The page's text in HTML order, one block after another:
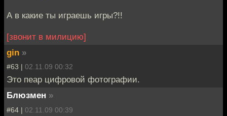
А в какие ты играешь игры?!!
[звонит в милицию]
gin »
#63 | 02.11.09 00:32
Это пеар цифровой фотографии.
Блюзмен »
#64 | 02.11.09 00:39